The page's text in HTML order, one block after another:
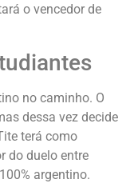
o vencedor de
no caminho. O
dessa vez decide
terá como
do duelo entre
argentino.